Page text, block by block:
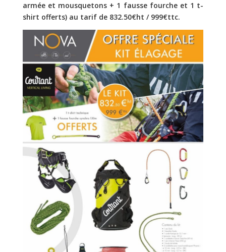
armée et mousquetons + 1 fausse fourche et 1 t-
shirt offerts) au tarif de 832.50€ht / 999€ttc.